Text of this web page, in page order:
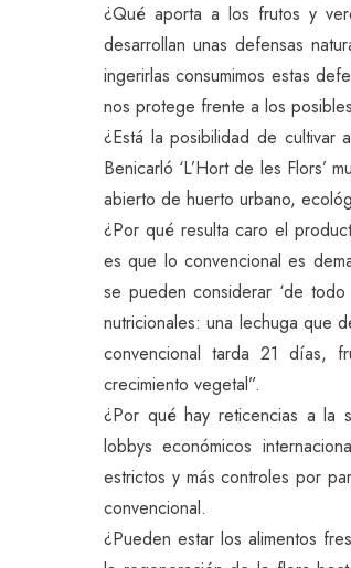
¿Qué aporta a los frutos y
desarrollan unas defensas
ingerirlas consumimos estas
nos protege frente a los
¿Está la posibilidad de cultivar
Benicarló ‘L’Hort de les Flors’
abierto de huerto urbano,
¿Por qué resulta caro el
es que lo convencional es
se pueden considerar ‘de
nutricionales: una lechuga que
convencional tarda 21 días,
crecimiento vegetal”.
¿Por qué hay reticencias a la
lobbys económicos
estrictos y más controles por
convencional.
¿Pueden estar los alimentos